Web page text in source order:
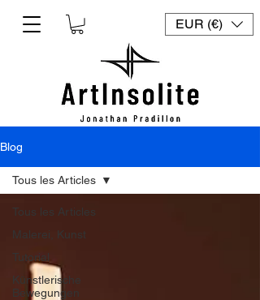
EUR (€)
Blog
Tous les Articles
Malerei, Kunst
Tutorial
Künstlerische
Bewegungen
Tous les Articles